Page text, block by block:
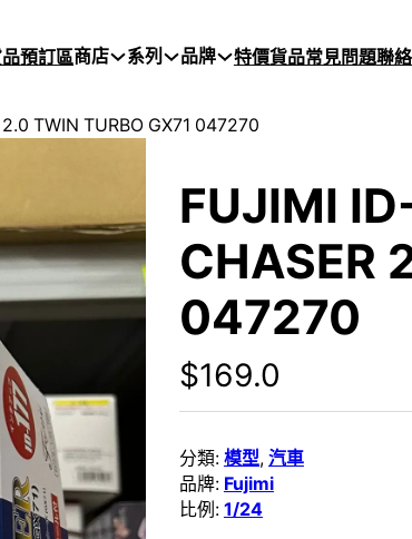
預訂區商店 系列 品牌 特價貨品常見問題聯
TWIN TURBO GX71 047270
FUJIMI
CHASER
047270
$169.0
分類: 模型, 汽車
品牌: Fujimi
比例: 1/24